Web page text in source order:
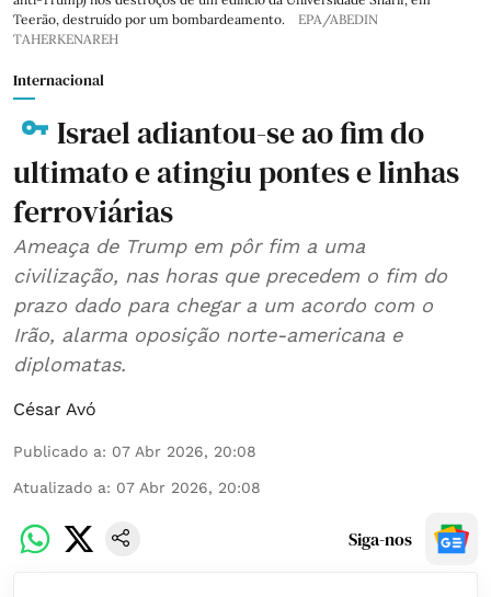
Teerão, destruído por um bombardeamento.
EPA/ABEDIN
TAHERKENAREH
Internacional
Israel adiantou-se ao fim do
ultimato e atingiu pontes e linhas
ferroviárias
Ameaça de Trump em pôr fim a uma
civilização, nas horas que precedem o fim do
prazo dado para chegar a um acordo com o
Irão, alarma oposição norte-americana e
diplomatas.
César Avó
Publicado a: 07 Abr 2026, 20:08
Atualizado a: 07 Abr 2026, 20:08
Siga-nos